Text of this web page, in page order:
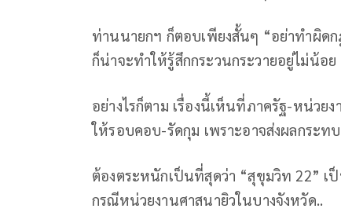
ท่านนายกฯ ก็ตอบเพียงสั้นๆ “อย่าทำผิด
ก็น่าจะทำให้รู้สึกกระวนกระวายอยู่ไม่น้อย
อย่างไรก็ตาม เรื่องนี้เห็นที่ภาครัฐ-หน่วย
ให้รอบคอบ-รัดกุม เพราะอาจส่งผลกระท
ต้องตระหนักเป็นที่สุดว่า “สุขุมวิท 22”
กรณีหน่วยงานศาสนายิวในบางจังหวัด..